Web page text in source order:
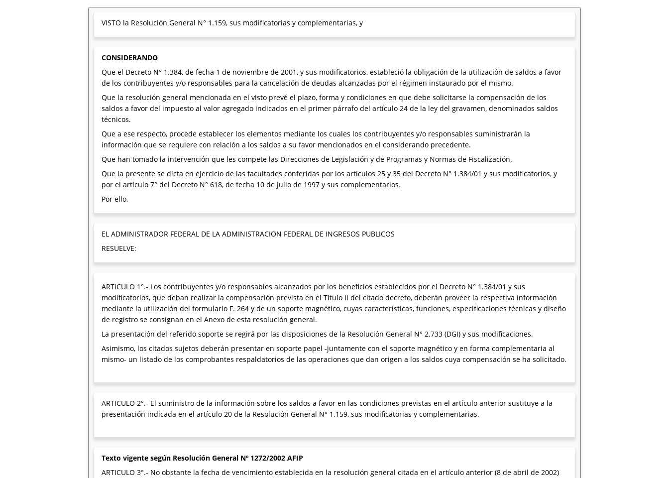
VISTO la Resolución General N° 1.159, sus modificatorias y complementarias, y
CONSIDERANDO
Que el Decreto N° 1.384, de fecha 1 de noviembre de 2001, y sus modificatorios, estableció la obligación de la utilización de saldos a favor
de los contribuyentes y/o responsables para la cancelación de deudas alcanzadas por el régimen instaurado por el mismo.
Que la resolución general mencionada en el visto prevé el plazo, forma y condiciones en que debe solicitarse la compensación de los
saldos a favor del impuesto al valor agregado indicados en el primer párrafo del artículo 24 de la ley del gravamen, denominados saldos
técnicos.
Que a ese respecto, procede establecer los elementos mediante los cuales los contribuyentes y/o responsables suministrarán la
información que se requiere con relación a los saldos a su favor mencionados en el considerando precedente.
Que han tomado la intervención que les compete las Direcciones de Legislación y de Programas y Normas de Fiscalización.
Que la presente se dicta en ejercicio de las facultades conferidas por los artículos 25 y 35 del Decreto N° 1.384/01 y sus modificatorios, y
por el artículo 7° del Decreto N° 618, de fecha 10 de julio de 1997 y sus complementarios.
Por ello,
EL ADMINISTRADOR FEDERAL DE LA ADMINISTRACION FEDERAL DE INGRESOS PUBLICOS
RESUELVE:
ARTICULO 1°.- Los contribuyentes y/o responsables alcanzados por los beneficios establecidos por el Decreto N° 1.384/01 y sus
modificatorios, que deban realizar la compensación prevista en el Título II del citado decreto, deberán proveer la respectiva información
mediante la utilización del formulario F. 264 y de un soporte magnético, cuyas características, funciones, especificaciones técnicas y diseño
de registro se consignan en el Anexo de esta resolución general.
La presentación del referido soporte se regirá por las disposiciones de la Resolución General N° 2.733 (DGI) y sus modificaciones.
Asimismo, los citados sujetos deberán presentar en soporte papel -juntamente con el soporte magnético y en forma complementaria al
mismo- un listado de los comprobantes respaldatorios de las operaciones que dan origen a los saldos cuya compensación se ha solicitado.
ARTICULO 2°.- El suministro de la información sobre los saldos a favor en las condiciones previstas en el artículo anterior sustituye a la
presentación indicada en el artículo 20 de la Resolución General N° 1.159, sus modificatorias y complementarias.
Texto vigente según Resolución General Nº 1272/2002 AFIP
ARTICULO 3°.- No obstante la fecha de vencimiento establecida en la resolución general citada en el artículo anterior (8 de abril de 2002)